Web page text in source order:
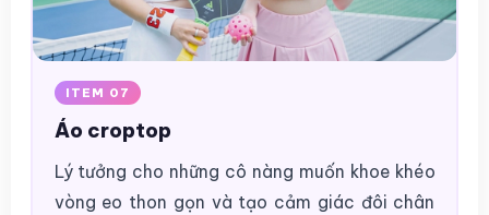
ITEM 07
Áo croptop
Lý tưởng cho những cô nàng muốn khoe khéo
vòng eo thon gọn và tạo cảm giác đôi chân